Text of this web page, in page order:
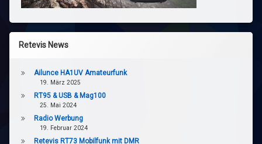
Retevis News
Ailunce HA1UV Amateurfunk
19. März 2025
RT95 & USB & Mag100
25. Mai 2024
Radio Werbung
19. Februar 2024
Retevis RT73 Mobilfunk mit DMR